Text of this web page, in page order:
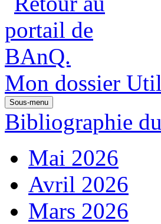
Mon dossier
Sous-menu
Bibliographie
Mai 2026
Avril 2026
Mars 2026